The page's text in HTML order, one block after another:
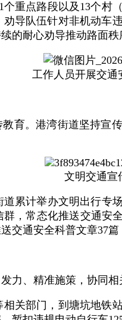
重点路段以及13个
导队伍针对非机动
的耐心劝导推动路面秩
工作人员开展交通
育。港湾街道坚持
文明交通宣
累计举办文明出行专
，常态化推送交通
交通安全科普文章37
、精准施策，协同相
关部门，到塘坑地